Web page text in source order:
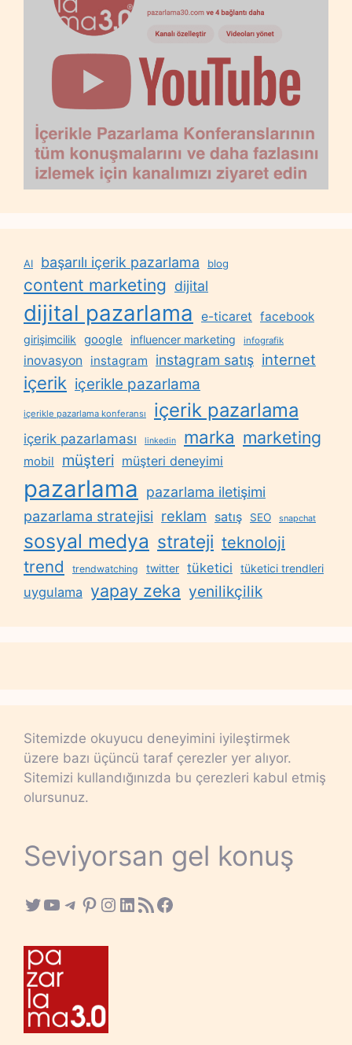
AI başarılı içerik pazarlama blog
content marketing dijital
dijital pazarlama e-ticaret facebook
girişimcilik google influencer marketing infografik
inovasyon instagram instagram satış internet
içerik içerikle pazarlama
içerikle pazarlama konferansı içerik pazarlama
içerik pazarlaması linkedin marka marketing
mobil müşteri müşteri deneyimi
pazarlama
pazarlama iletişimi
pazarlama stratejisi reklam satış SEO snapchat
sosyal medya strateji teknoloji
trend trendwatching twitter tüketici tüketici trendleri
uygulama yapay zeka yenilikçilik
Sitemizde okuyucu deneyimini iyileştirmek
üzere bazı üçüncü taraf çerezler yer alıyor.
Sitemizi kullandığınızda bu çerezleri kabul etmiş
olursunuz.
Seviyorsan gel konuş
Twitter
YouTube
Telegram
Pinterest
Instagram
LinkedIn
RSS FeedFacebook